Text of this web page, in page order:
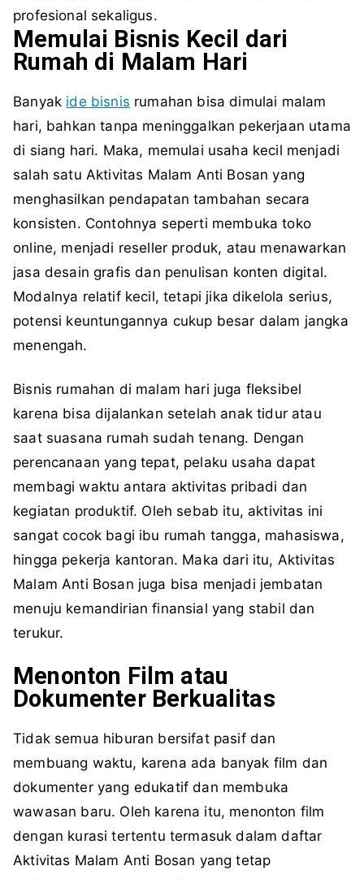
profesional sekaligus.
Memulai Bisnis Kecil dari
Rumah di Malam Hari
Banyak ide bisnis rumahan bisa dimulai malam
hari, bahkan tanpa meninggalkan pekerjaan utama
di siang hari. Maka, memulai usaha kecil menjadi
salah satu Aktivitas Malam Anti Bosan yang
menghasilkan pendapatan tambahan secara
konsisten. Contohnya seperti membuka toko
online, menjadi reseller produk, atau menawarkan
jasa desain grafis dan penulisan konten digital.
Modalnya relatif kecil, tetapi jika dikelola serius,
potensi keuntungannya cukup besar dalam jangka
menengah.
Bisnis rumahan di malam hari juga fleksibel
karena bisa dijalankan setelah anak tidur atau
saat suasana rumah sudah tenang. Dengan
perencanaan yang tepat, pelaku usaha dapat
membagi waktu antara aktivitas pribadi dan
kegiatan produktif. Oleh sebab itu, aktivitas ini
sangat cocok bagi ibu rumah tangga, mahasiswa,
hingga pekerja kantoran. Maka dari itu, Aktivitas
Malam Anti Bosan juga bisa menjadi jembatan
menuju kemandirian finansial yang stabil dan
terukur.
Menonton Film atau
Dokumenter Berkualitas
Tidak semua hiburan bersifat pasif dan
membuang waktu, karena ada banyak film dan
dokumenter yang edukatif dan membuka
wawasan baru. Oleh karena itu, menonton film
dengan kurasi tertentu termasuk dalam daftar
Aktivitas Malam Anti Bosan yang tetap